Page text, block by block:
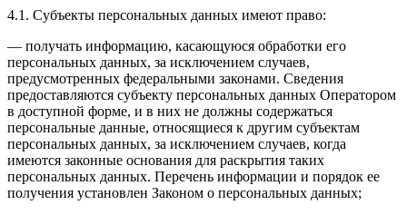
4.1. Субъекты персональных данных имеют право:
— получать информацию, касающуюся обработки его
персональных данных, за исключением случаев,
предусмотренных федеральными законами. Сведения
предоставляются субъекту персональных данных Оператором
в доступной форме, и в них не должны содержаться
персональные данные, относящиеся к другим субъектам
персональных данных, за исключением случаев, когда
имеются законные основания для раскрытия таких
персональных данных. Перечень информации и порядок ее
получения установлен Законом о персональных данных;